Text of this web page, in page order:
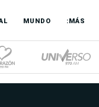
MUNDO :MÁS